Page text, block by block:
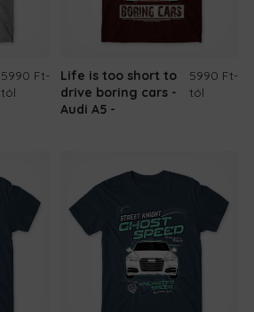
5990 Ft-
tól
Life is too short to
drive boring cars -
Audi A5
5990 Ft-
tól